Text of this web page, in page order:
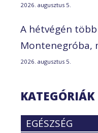
2026. augusztus 5.
A hétvégén
Montenegróba,
2026. augusztus 5.
KATEGÓRIÁK
EGÉSZSÉG